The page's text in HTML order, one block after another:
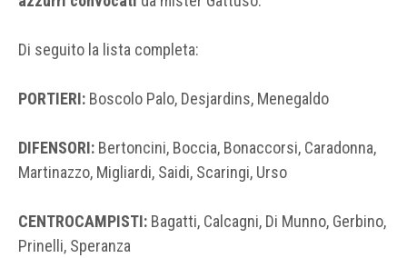
Di seguito la lista completa:
PORTIERI: Boscolo Palo, Desjardins, Menegaldo
DIFENSORI: Bertoncini, Boccia, Bonaccorsi, Caradonna,
Martinazzo, Migliardi, Saidi, Scaringi, Urso
CENTROCAMPISTI: Bagatti, Calcagni, Di Munno, Gerbino,
Prinelli, Speranza